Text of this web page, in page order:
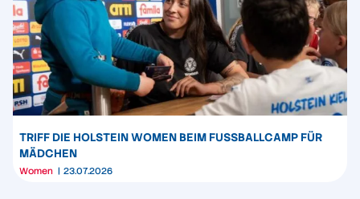
TRIFF DIE HOLSTEIN WOMEN BEIM FUSSBALLCAMP FÜR M
ÄDCHEN
Women 23.07.2026